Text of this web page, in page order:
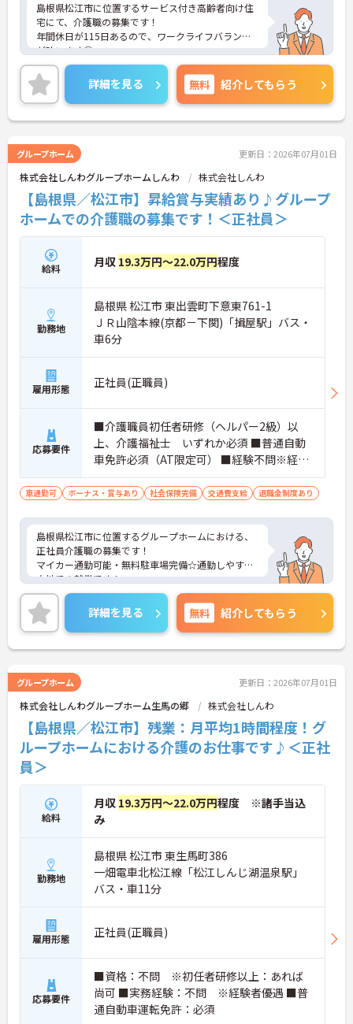
島根県松江市に位置するサービス付き高齢者向け住
宅にて、介護職の募集です！
年間休日が115日あるので、ワークライフバランス
が叶います◎
また、賞与4ヵ月の支給実績があるため、給与面も
安心です☆
さらに、マイカー通勤可能で駐車場もあるので、通
勤らくらくです◎
住宅手当がある為、生活面の負担を軽減し、安心し
ご興味のある方には、面接対策ポイントなど、さら
に詳細をお話しいたしますのでお気軽にご相談くだ
さい！
詳細を見る 無料 紹介してもらう
グループホーム 更新日：2026年07月01日
株式会社しんわグループホームしんわ 株式会社しんわ
【島根県／松江市】昇給賞与実績あり♪グループ
ホームでの介護職の募集です！＜正社員＞
給料 月収 19.3万円～22.0万円程度
勤務地
島根県 松江市 東出雲町下意東761-1
ＪＲ山陰本線(京都－下関)「揖屋駅」バス・
車6分
雇用形態 正社員(正職員)
応募要件
■介護職員初任者研修（ヘルパー2級）以
上、介護福祉士 いずれか必須 ■普通自動
車免許必須（AT限定可） ■経験不問※経験
あれば尚可
車通勤可 ボーナス・賞与あり 社会保険完備 交通費支給 退職金制度あり
島根県松江市に位置するグループホームにおける、
正社員介護職の募集です！
マイカー通勤可能・無料駐車場完備☆通勤しやすい
立地での就業です！
ご興味ある方には、面接対策ポイントなど、さらに
詳細をお話しいたしますのでお気軽にご相談くださ
い。
詳細を見る 無料 紹介してもらう
グループホーム 更新日：2026年07月01日
株式会社しんわグループホーム生馬の郷 株式会社しんわ
【島根県／松江市】残業：月平均1時間程度！グ
ループホームにおける介護のお仕事です♪＜正社
員＞
給料
月収 19.3万円～22.0万円程度 ※諸手当込
み
勤務地
島根県 松江市 東生馬町386
一畑電車北松江線「松江しんじ湖温泉駅」
バス・車11分
雇用形態 正社員(正職員)
応募要件
■資格：不問 ※初任者研修以上：あれば
尚可 ■実務経験：不問 ※経験者優遇 ■普
通自動車運転免許：必須